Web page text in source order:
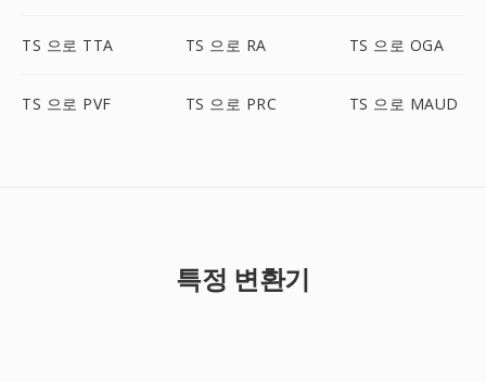
TS 으로 TTA TS 으로 RA TS 으로 OGA
TS 으로 PVF TS 으로 PRC TS 으로 MAUD
특정 변환기